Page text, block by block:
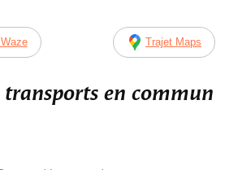
Trajet Maps
en commun